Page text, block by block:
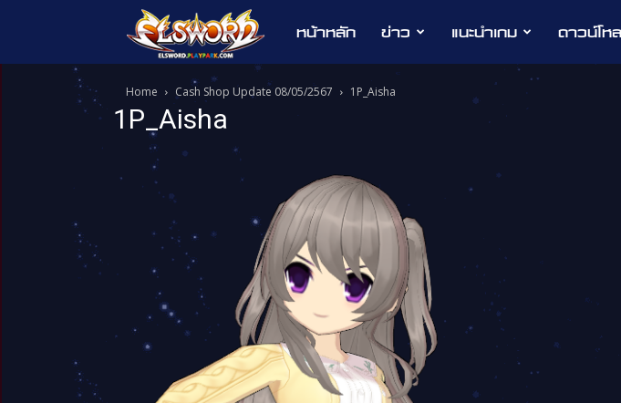
Elsword
หน้าหลัก ข่าว แนะนำเกม ดาวน์โห
Home Cash Shop Update 08/05/2567 1P_Aisha
1P_Aisha